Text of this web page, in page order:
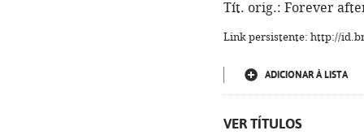
Tít. orig.: Forever
Link persistente: http://
ADICIONAR À LISTA
VER TÍTULOS